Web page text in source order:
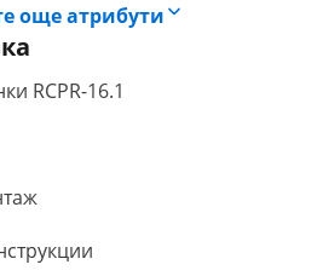
още атрибути
RCPR-16.1